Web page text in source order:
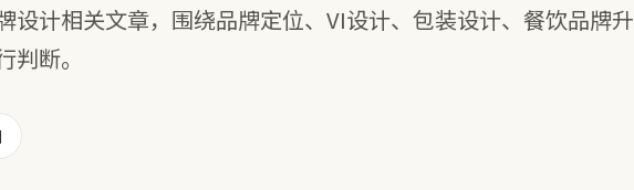
设计相关文章，围绕品牌定位、VI设计、包装设计、餐饮品牌升
断。